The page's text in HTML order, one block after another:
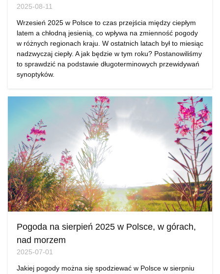
2025-08-11
Wrzesień 2025 w Polsce to czas przejścia między ciepłym
latem a chłodną jesienią, co wpływa na zmienność pogody
w różnych regionach kraju. W ostatnich latach był to miesiąc
nadzwyczaj ciepły. A jak będzie w tym roku? Postanowiliśmy
to sprawdzić na podstawie długoterminowych przewidywań
synoptyków.
Pogoda na sierpień 2025 w Polsce, w górach,
nad morzem
2025-07-01
Jakiej pogody można się spodziewać w Polsce w sierpniu